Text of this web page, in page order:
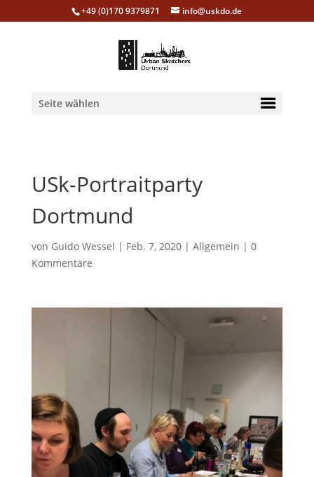
+49 (0)170 9379871 info@uskdo.de
Seite wählen
USk-Portraitparty
Dortmund
von Guido Wessel | Feb. 7, 2020| Allgemein | 0
Kommentare